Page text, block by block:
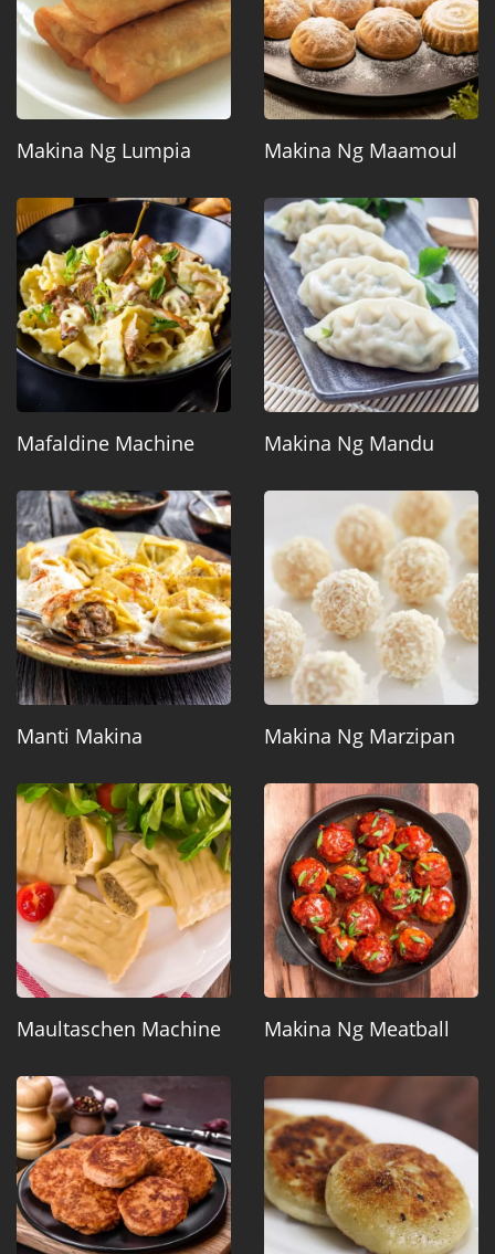
Makina Ng Lumpia Makina Ng Maamoul
Mafaldine Machine Makina Ng Mandu
Manti Makina Makina Ng Marzipan
Maultaschen Machine Makina Ng Meatball